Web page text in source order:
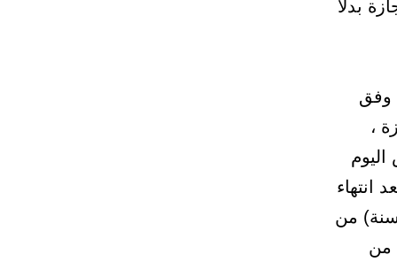
بدلاً
وفق
،
انتهاء
(سنة) من
من